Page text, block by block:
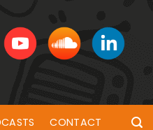
CONTACT